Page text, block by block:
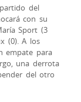
del
con su
Sport (3
(0). A los
empate para
una derrota
del otro